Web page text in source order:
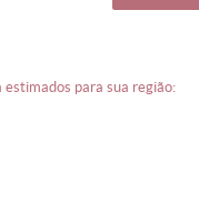
estimados para sua região: